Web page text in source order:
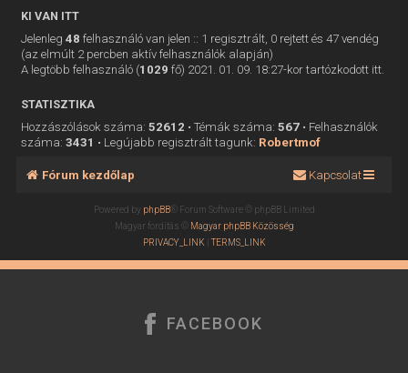
KI VAN ITT
Jelenleg 48 felhasználó van jelen :: 1 regisztrált, 0 rejtett és 47 vendég
(az elmúlt 2 percben aktív felhasználók alapján)
A legtöbb felhasználó (1029 fő) 2021. 01. 09. 18:27-kor tartózkodott itt.
STATISZTIKA
Hozzászólások száma: 52612 • Témák száma: 567• Felhasználók
száma: 3431 • Legújabb regisztrált tagunk: Robertmof
Fórum kezdőlap Kapcsolat
Powered by phpBB® Forum Software © phpBB Limited
Magyar fordítás © Magyar phpBB Közösség
PRIVACY_LINK |TERMS_LINK
FACEBOOK